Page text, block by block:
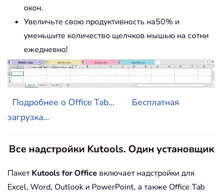
окон.
Увеличьте свою продуктивность на50% и
уменьшите количество щелчков мышью на сотни
ежедневно!
Подробнее о Office Tab...
Бесплатная
загрузка...
Все надстройки Kutools. Один установщик
Пакет Kutools for Office включает надстройки для
Excel, Word, Outlook и PowerPoint, а также Office Tab